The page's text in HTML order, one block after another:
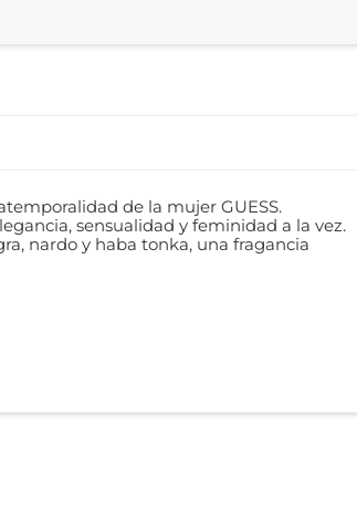
de la mujer GUESS.
sensualidad y feminidad a la vez.
nardo y haba tonka, una fragancia